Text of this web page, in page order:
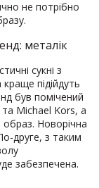
не потрібно
металік
сукні з
підійдуть
був помічений
Michael Kors, а
Новорічна
друге, з таким
забезпечена.